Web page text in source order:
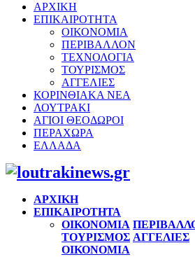
ΑΡΧΙΚΗ
ΕΠΙΚΑΙΡΟΤΗΤΑ
ΟΙΚΟΝΟΜΙΑ
ΠΕΡΙΒΑΛΛΟΝ
ΤΕΧΝΟΛΟΓΙΑ
ΤΟΥΡΙΣΜΟΣ
ΑΓΓΕΛΙΕΣ
ΚΟΡΙΝΘΙΑΚΑ ΝΕΑ
ΛΟΥΤΡΑΚΙ
ΑΓΙΟΙ ΘΕΟΔΩΡΟΙ
ΠΕΡΑΧΩΡΑ
ΕΛΛΑΔΑ
Facebook
Twitter
Instagram
Pinterest
Youtube
ΑΡΧΙΚΗ
ΕΠΙΚΑΙΡΟΤΗΤΑ
ΟΙΚΟΝΟΜΙΑ
ΤΟΥΡΙΣΜΟΣ ΑΓΓΕΛΙΕΣ
ΟΙΚΟΝΟΜΙΑ